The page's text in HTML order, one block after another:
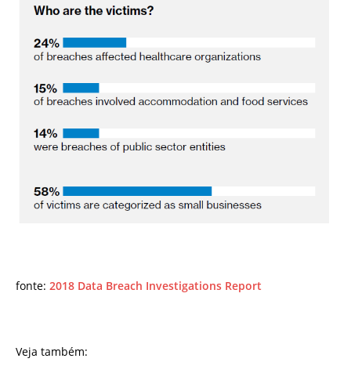
fonte: 2018 Data Breach Investigations Report
Veja também: